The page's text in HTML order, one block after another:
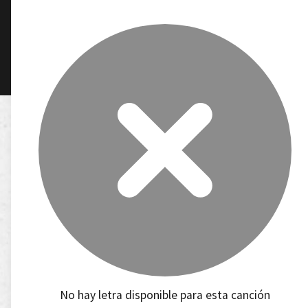
No hay letra disponible para esta canción